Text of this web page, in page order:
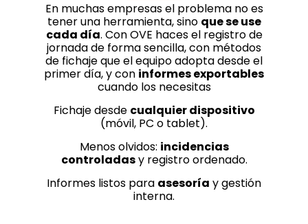
En muchas empresas el problema no es
tener una herramienta, sino que se use
cada día. Con OVE haces el registro de
jornada de forma sencilla, con métodos
de fichaje que el equipo adopta desde el
primer día, y con informes exportables
cuando los necesitas
Fichaje desde cualquier dispositivo
(móvil, PC o tablet).
Menos olvidos: incidencias
controladasy registro ordenado.
Informes listos para asesoría y gestión
interna.